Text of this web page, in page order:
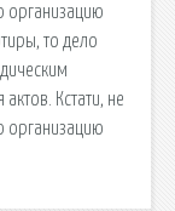
организацию
то дело
Кстати, не
организацию